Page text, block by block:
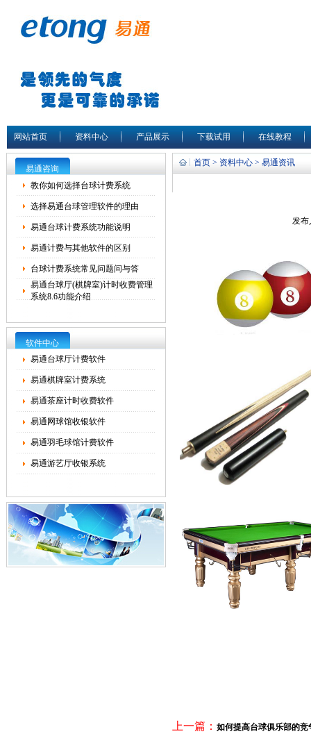
网站首页 资料中心 产品展示 下载试用 在线教程
易通咨询
教你如何选择台球计费系统
选择易通台球管理软件的理由
易通台球计费系统功能说明
易通计费与其他软件的区别
台球计费系统常见问题问与答
易通台球厅(棋牌室)计时收费管理
系统8.6功能介绍
软件中心
易通台球厅计费软件
易通棋牌室计费系统
易通茶座计时收费软件
易通网球馆收银软件
易通羽毛球馆计费软件
易通游艺厅收银系统
首页 > 资料中心 > 易通资讯
发布
上一篇： 如何提高台球俱乐部的竞